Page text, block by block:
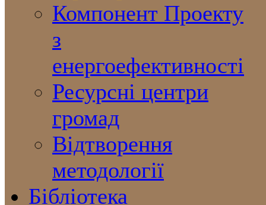
Компонент Проекту
з
енергоефективності
Ресурсні центри
громад
Відтворення
методології
Бібліотека